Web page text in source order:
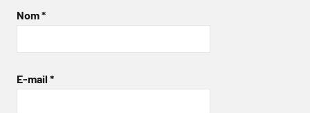
Nom*
E-mail *